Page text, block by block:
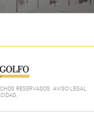
RESERVADOS. AVISO LEGAL
.